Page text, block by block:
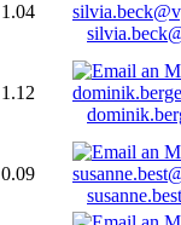
1.04
1.12
0.09